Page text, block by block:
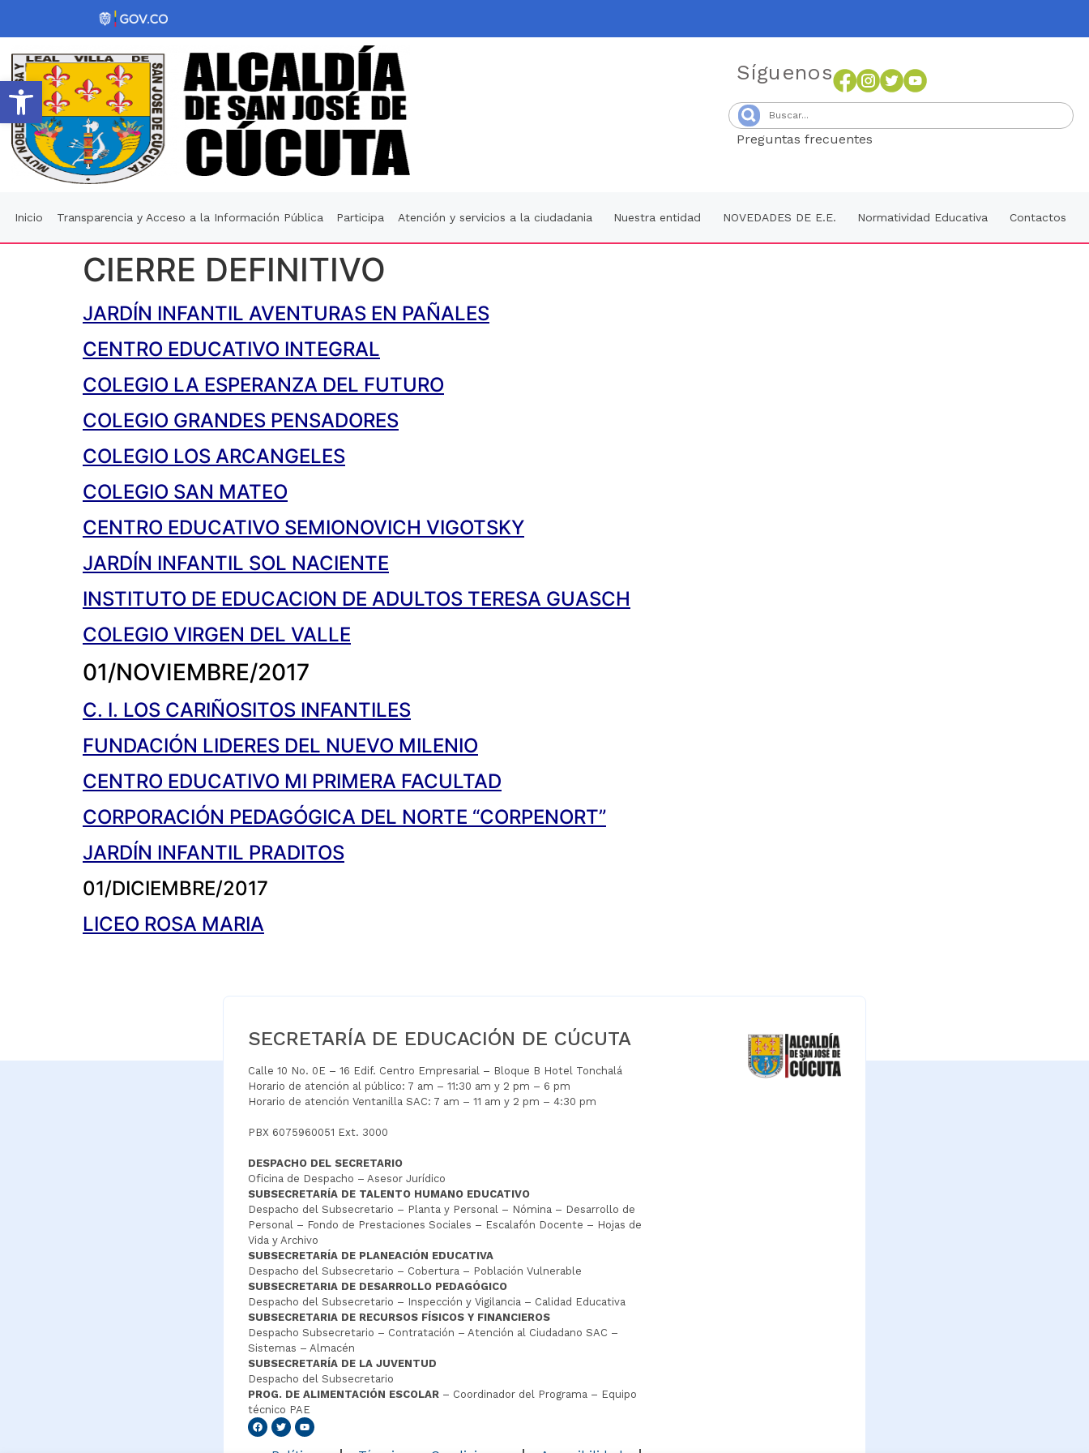
Abrir barra de herramientas
Síguenos
Preguntas frecuentes
Inicio Transparencia y Acceso a la Información Pública Participa Atención y servicios a la ciudadania Nuestra entidad NOVEDADES DE E.E. Normatividad Educativa Contactos
CIERRE DEFINITIVO
JARDÍN INFANTIL AVENTURAS EN PAÑALES
CENTRO EDUCATIVO INTEGRAL
COLEGIO LA ESPERANZA DEL FUTURO
COLEGIO GRANDES PENSADORES
COLEGIO LOS ARCANGELES
COLEGIO SAN MATEO
CENTRO EDUCATIVO SEMIONOVICH VIGOTSKY
JARDÍN INFANTIL SOL NACIENTE
INSTITUTO DE EDUCACION DE ADULTOS TERESA GUASCH
COLEGIO VIRGEN DEL VALLE
01/NOVIEMBRE/2017
C. I. LOS CARIÑOSITOS INFANTILES
FUNDACIÓN LIDERES DEL NUEVO MILENIO
CENTRO EDUCATIVO MI PRIMERA FACULTAD
CORPORACIÓN PEDAGÓGICA DEL NORTE “CORPENORT”
JARDÍN INFANTIL PRADITOS
01/DICIEMBRE/2017
LICEO ROSA MARIA
SECRETARÍA DE EDUCACIÓN DE CÚCUTA
Calle 10 No. 0E – 16 Edif. Centro Empresarial – Bloque B Hotel Tonchalá
Horario de atención al público: 7 am – 11:30 am y 2 pm – 6 pm
Horario de atención Ventanilla SAC: 7 am – 11 am y 2 pm – 4:30 pm
PBX 6075960051 Ext. 3000
DESPACHO DEL SECRETARIO
Oficina de Despacho – Asesor Jurídico
SUBSECRETARÍA DE TALENTO HUMANO EDUCATIVO
Despacho del Subsecretario – Planta y Personal – Nómina – Desarrollo de
Personal – Fondo de Prestaciones Sociales – Escalafón Docente – Hojas de
Vida y Archivo
SUBSECRETARÍA DE PLANEACIÓN EDUCATIVA
Despacho del Subsecretario – Cobertura – Población Vulnerable
SUBSECRETARIA DE DESARROLLO PEDAGÓGICO
Despacho del Subsecretario – Inspección y Vigilancia – Calidad Educativa
SUBSECRETARIA DE RECURSOS FÍSICOS Y FINANCIEROS
Despacho Subsecretario – Contratación – Atención al Ciudadano SAC –
Sistemas – Almacén
SUBSECRETARÍA DE LA JUVENTUD
Despacho del Subsecretario
PROG. DE ALIMENTACIÓN ESCOLAR– Coordinador del Programa – Equipo
técnico PAE